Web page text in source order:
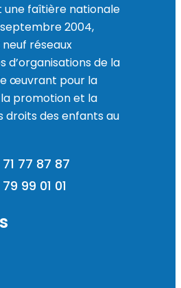
une faîtière nationale
2004,
réseaux
d’organisations de la
œuvrant pour la
promotion et la
droits des enfants au
77 87 87
99 01 01